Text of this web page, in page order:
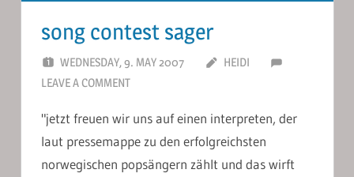
song contest sager
WEDNESDAY, 9. MAY 2007
HEIDI
LEAVE A COMMENT
"jetzt freuen wir uns auf einen interpreten, der
laut pressemappe zu den erfolgreichsten
norwegischen popsängern zählt und das wirft